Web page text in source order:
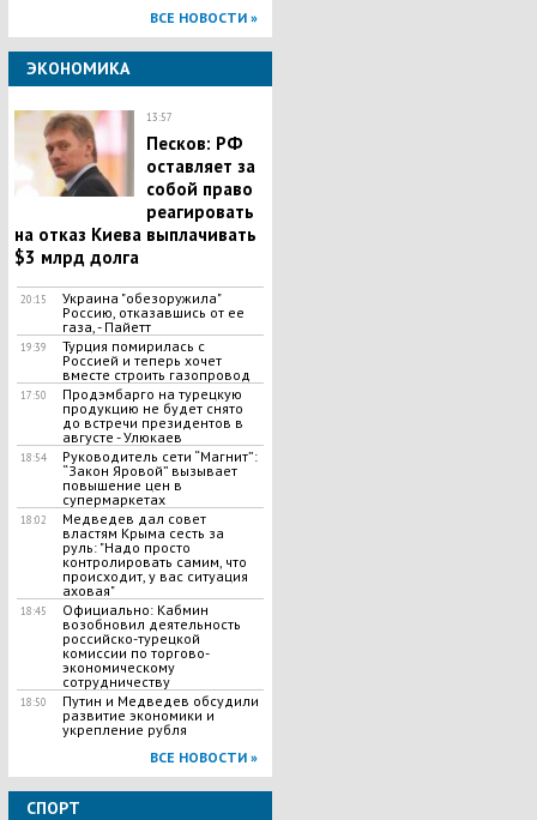
ВСЕ НОВОСТИ »
ЭКОНОМИКА
13:57
Песков: РФ
оставляет за
собой право
реагировать
на отказ Киева выплачивать
$3 млрд долга
20:15
Украина "обезоружила"
Россию, отказавшись от ее
газа, - Пайетт
19:39
Турция помирилась с
Россией и теперь хочет
вместе строить газопровод
17:50
Продэмбарго на турецкую
продукцию не будет снято
до встречи президентов в
августе - Улюкаев
18:54
Руководитель сети “Магнит”:
“Закон Яровой” вызывает
повышение цен в
супермаркетах
18:02
​Медведев дал совет
властям Крыма сесть за
руль: "Надо просто
контролировать самим, что
происходит, у вас ситуация
аховая"
18:45
Официально: Кабмин
возобновил деятельность
российско-турецкой
комиссии по торгово-
экономическому
сотрудничеству
18:50
Путин и Медведев обсудили
развитие экономики и
укрепление рубля
ВСЕ НОВОСТИ »
СПОРТ